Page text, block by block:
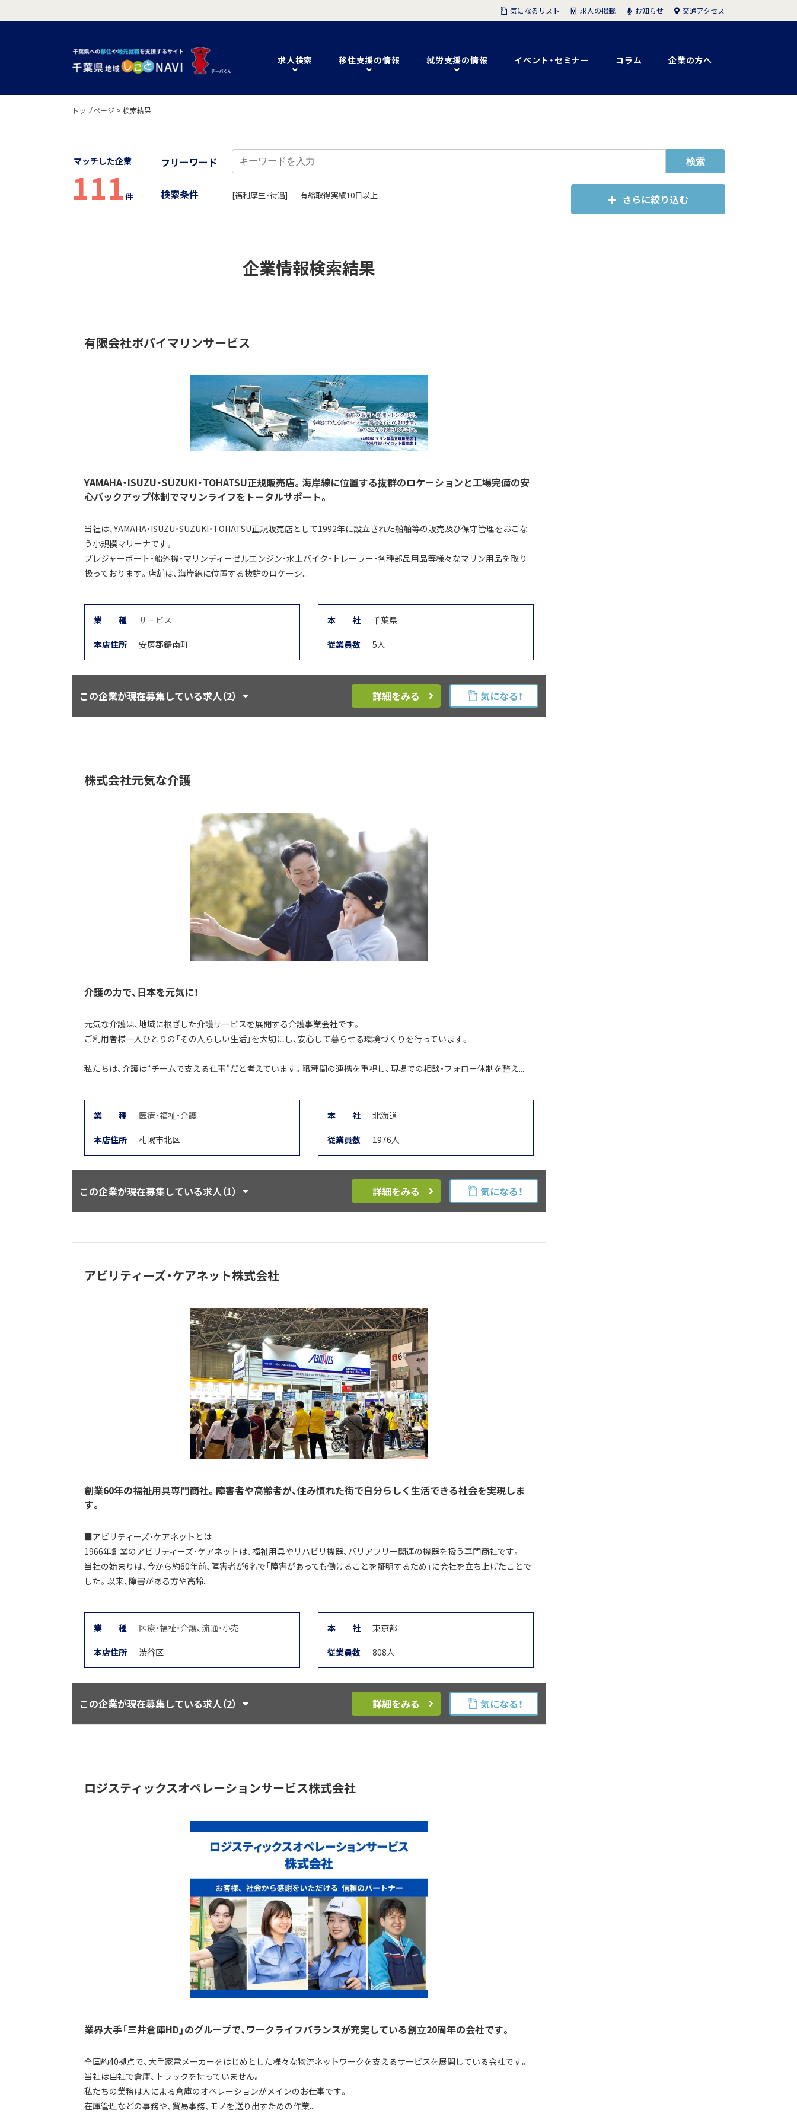
求人検索 移住支援の情報 就労支援の情報 イベント・セミナー コラム 企業の方へ
気になるリスト 求人の掲載 お知らせ 交通アクセス
トップページ > 検索結果
マッチした企業
111 件
フリーワード
検索条件 [福利厚生・待遇] 有給取得実績10日以上 さらに絞り込む
企業情報検索結果
有限会社ポパイマリンサービス
YAMAHA・ISUZU・SUZUKI・TOHATSU正規販売店。海岸線に位置する抜群のロケーションと工場完備の安
心バックアップ体制でマリンライフをトータルサポート。
当社は、YAMAHA・ISUZU・SUZUKI・TOHATSU正規販売店として1992年に設立された船舶等の販売及び保守管理をおこな
う小規模マリーナです。
プレジャーボート・船外機・マリンディーゼルエンジン・水上バイク・トレーラー・各種部品用品等様々なマリン用品を取り
扱っております。店舗は、海岸線に位置する抜群のロケーシ...
業 種 サービス
本店住所 安房郡鋸南町
本 社 千葉県
従業員数 5人
詳細をみる 気になる！
この企業が現在募集している求人（2）
株式会社元気な介護
介護の力で、日本を元気に！
元気な介護は、地域に根ざした介護サービスを展開する介護事業会社です。
ご利用者様一人ひとりの「その人らしい生活」を大切にし、安心して暮らせる環境づくりを行っています。
私たちは、介護は“チームで支える仕事”だと考えています。職種間の連携を重視し、現場での相談・フォロー体制を整え...
業 種 医療・福祉・介護
本店住所 札幌市北区
本 社 北海道
従業員数 1976人
詳細をみる 気になる！
この企業が現在募集している求人（1）
アビリティーズ・ケアネット株式会社
創業60年の福祉用具専門商社。障害者や高齢者が、住み慣れた街で自分らしく生活できる社会を実現しま
す。
■アビリティーズ・ケアネットとは
1966年創業のアビリティーズ・ケアネットは、福祉用具やリハビリ機器、バリアフリー関連の機器を扱う専門商社です。
当社の始まりは、今から約60年前、障害者が6名で「障害があっても働けることを証明するため」に会社を立ち上げたことで
した。以来、障害がある方や高齢...
業 種 医療・福祉・介護、 流通・小売
本店住所 渋谷区
本 社 東京都
従業員数 808人
詳細をみる 気になる！
この企業が現在募集している求人（2）
ロジスティックスオペレーションサービス株式会社
業界大手「三井倉庫HD」のグループで、ワークライフバランスが充実している創立20周年の会社です。
全国約40拠点で、大手家電メーカーをはじめとした様々な物流ネットワークを支えるサービスを展開している会社です。
当社は自社で倉庫、トラックを持っていません。
私たちの業務は人による倉庫のオペレーションがメインのお仕事です。
在庫管理などの事務や、貿易事務、モノを送り出すための作業...